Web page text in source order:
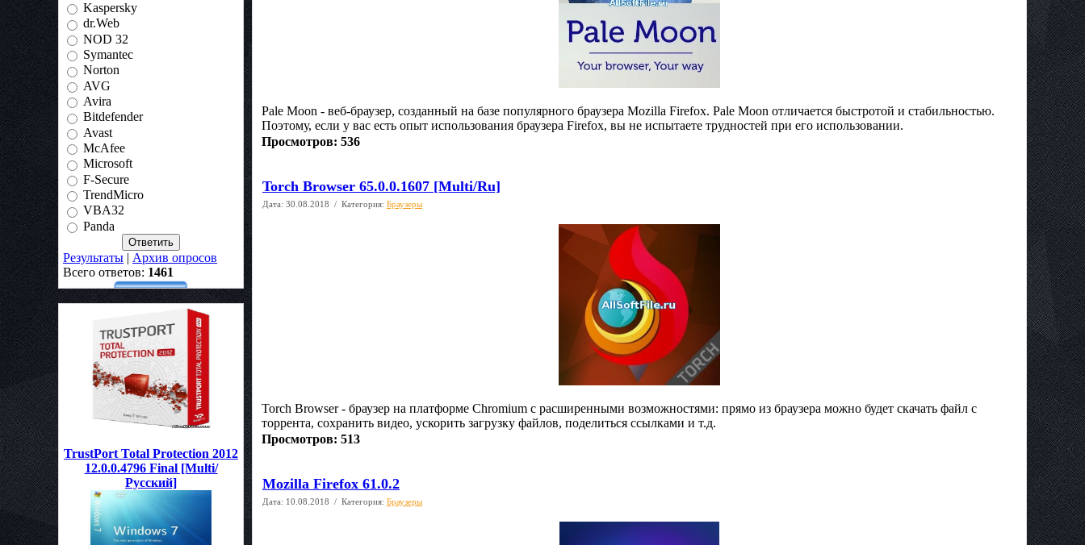
Kaspersky
dr.Web
NOD 32
Symantec
Norton
AVG
Avira
Bitdefender
Avast
McAfee
Microsoft
F-Secure
TrendMicro
VBA32
Panda
Результаты | Архив опросов
Всего ответов: 1461
TrustPort Total Protection 2012
12.0.0.4796 Final [Multi/
Русский]
Pale Moon - веб-браузер, созданный на базе популярного браузера Mozilla Firefox. Pale Moon отличается быстротой и стабильностью.
Поэтому, если у вас есть опыт использования браузера Firefox, вы не испытаете трудностей при его использовании.
Просмотров: 536
Torch Browser 65.0.0.1607 [Multi/Ru]
Дата: 30.08.2018 / Категория: Браузеры
Torch Browser - браузер на платформе Chromium с расширенными возможностями: прямо из браузера можно будет скачать файл с
торрента, сохранить видео, ускорить загрузку файлов, поделиться ссылками и т.д.
Просмотров: 513
Mozilla Firefox 61.0.2
Дата: 10.08.2018 / Категория: Браузеры